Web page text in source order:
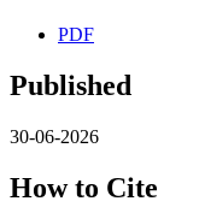
PDF
Published
30-06-2026
How to Cite